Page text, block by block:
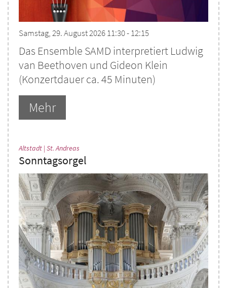
Samstag, 29. August 2026 11:30 - 12:15
Das Ensemble SAMD interpretiert Ludwig
van Beethoven und Gideon Klein
(Konzertdauer ca. 45 Minuten)
Mehr
Altstadt | St. Andreas
Sonntagsorgel